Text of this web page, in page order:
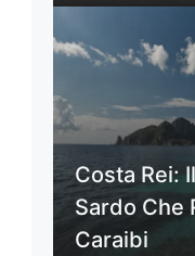
Costa Rei:
Sardo Che
Caraibi